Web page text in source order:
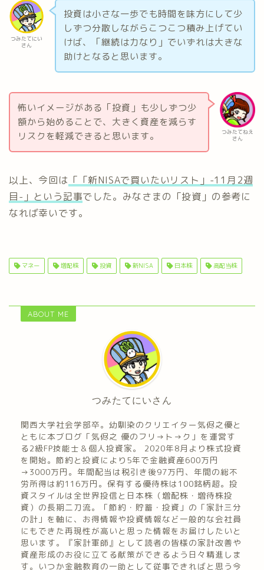
つみたてにい
さん
投資は小さな一歩でも時間を味方にして少
しずつ分散しながらこつこつ積み上げてい
けば、「継続は力なり」でいずれは大きな
助けとなると思います。
つみたてねえ
さん
怖いイメージがある「投資」も少しずつ少
額から始めることで、大きく資産を減らす
リスクを軽減できると思います。
以上、今回は 「「新NISAで買いたいリスト」-11月2週
目-」という記事でした。みなさまの「投資」の参考に
なれば幸いです。
マネー 増配株 投資 新NISA 日本株 高配当株
ABOUT ME
つみたてにいさん
関西大学社会学部卒。幼馴染のクリエイター気侭之優と
ともに本ブログ「気侭之 優のフリ→ト→ク」を運営す
る2級FP技能士＆個人投資家。 2020年8月より株式投資
を開始。節約と投資により5年で金融資産600万円
→3000万円。年間配当は税引き後97万円、年間の総不
労所得は約116万円。保有する優待株は100銘柄超。投
資スタイルは全世界投信と日本株（増配株・増待株投
資）の長期二刀流。「節約・貯蓄・投資」の「家計三分
の計」を軸に、お得情報や投資情報など一般的な会社員
にもできた再現性が高いと思った情報をお届けしたいと
思います。『家計軍師』として読者の皆様の家計改善や
資産形成のお役に立てる献策ができるよう日々精進しま
す。いつか金融教育の一助として従事できればと思う今